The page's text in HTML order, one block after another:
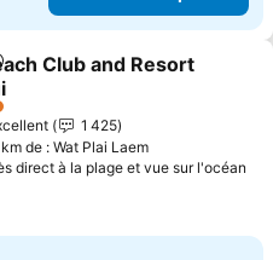
à mes favoris
Club and Resort
les prix
1 425
km de : Wat Plai Laem
direct à la plage et vue sur l'océan